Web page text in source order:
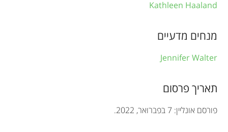
o
r
t
i
Kathleen Haaland
מנחים מדעיים
Jennifer Walter
תאריך פרסום
פורסם אונליין: 7 בפברואר, 2022.